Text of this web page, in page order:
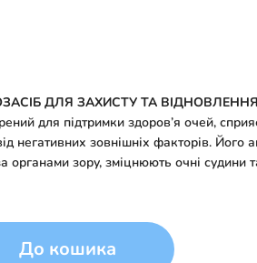
ДЛЯ ЗАХИСТУ ТА
для підтримки здоров’я очей,
негативних зовнішніх факторів. Його
органами зору, зміцнюють очні судини
До кошика